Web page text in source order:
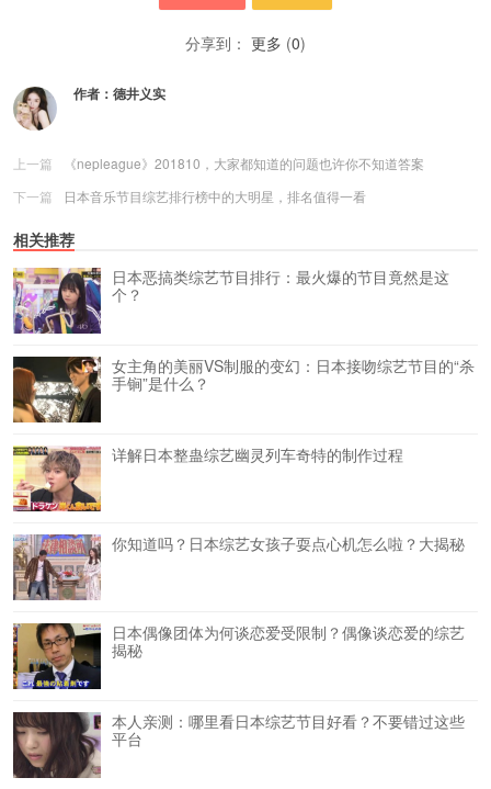
分享到： 更多 (0)
作者： 德井义实
上一篇
《nepleague》201810，大家都知道的问题也许你不知道答案
下一篇
日本音乐节目综艺排行榜中的大明星，排名值得一看
相关推荐
日本恶搞类综艺节目排行：最火爆的节目竟然是这
个？
女主角的美丽VS制服的变幻：日本接吻综艺节目的“杀
手锏”是什么？
详解日本整蛊综艺幽灵列车奇特的制作过程
你知道吗？日本综艺女孩子耍点心机怎么啦？大揭秘
日本偶像团体为何谈恋爱受限制？偶像谈恋爱的综艺
揭秘
本人亲测：哪里看日本综艺节目好看？不要错过这些
平台